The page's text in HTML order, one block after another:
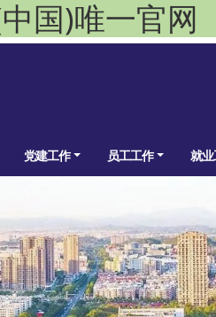
国)唯一官网
党建工作 员工工作 就